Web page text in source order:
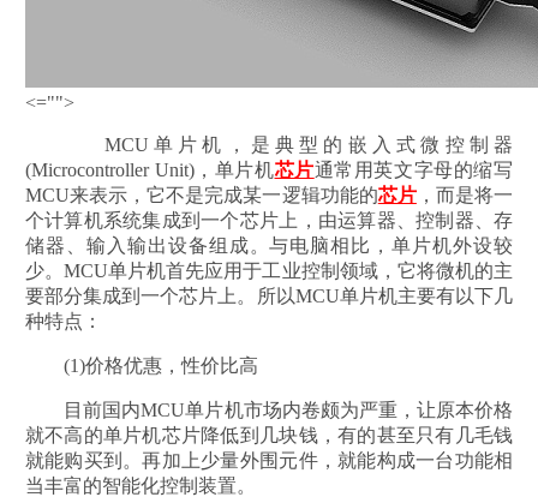
<="">
MCU单片机，是典型的嵌入式微控制器
(Microcontroller Unit)，单片机芯片通常用英文字母的缩写
MCU来表示，它不是完成某一逻辑功能的芯片，而是将一
个计算机系统集成到一个芯片上，由运算器、控制器、存
储器、输入输出设备组成。与电脑相比，单片机外设较
少。MCU单片机首先应用于工业控制领域，它将微机的主
要部分集成到一个芯片上。所以MCU单片机主要有以下几
种特点：
(1)价格优惠，性价比高
目前国内MCU单片机市场内卷颇为严重，让原本价格
就不高的单片机芯片降低到几块钱，有的甚至只有几毛钱
就能购买到。再加上少量外围元件，就能构成一台功能相
当丰富的智能化控制装置。